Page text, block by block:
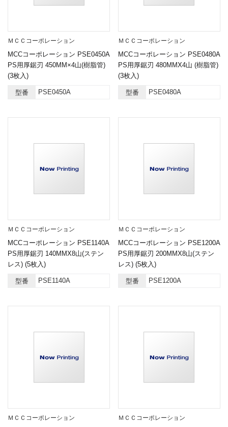
ＭＣＣコーポレーション
MCCコーポレーション PSE0450A
PS用厚鋸刃 450MM×4山(樹脂管)
(3枚入)
型番 PSE0450A
ＭＣＣコーポレーション
MCCコーポレーション PSE0480A
PS用厚鋸刃 480MMX4山 (樹脂管)
(3枚入)
型番 PSE0480A
ＭＣＣコーポレーション
MCCコーポレーション PSE1140A
PS用厚鋸刃 140MMX8山(ステン
レス) (5枚入)
型番 PSE1140A
ＭＣＣコーポレーション
MCCコーポレーション PSE1200A
PS用厚鋸刃 200MMX8山(ステン
レス) (5枚入)
型番 PSE1200A
ＭＣＣコーポレーション ＭＣＣコーポレーション